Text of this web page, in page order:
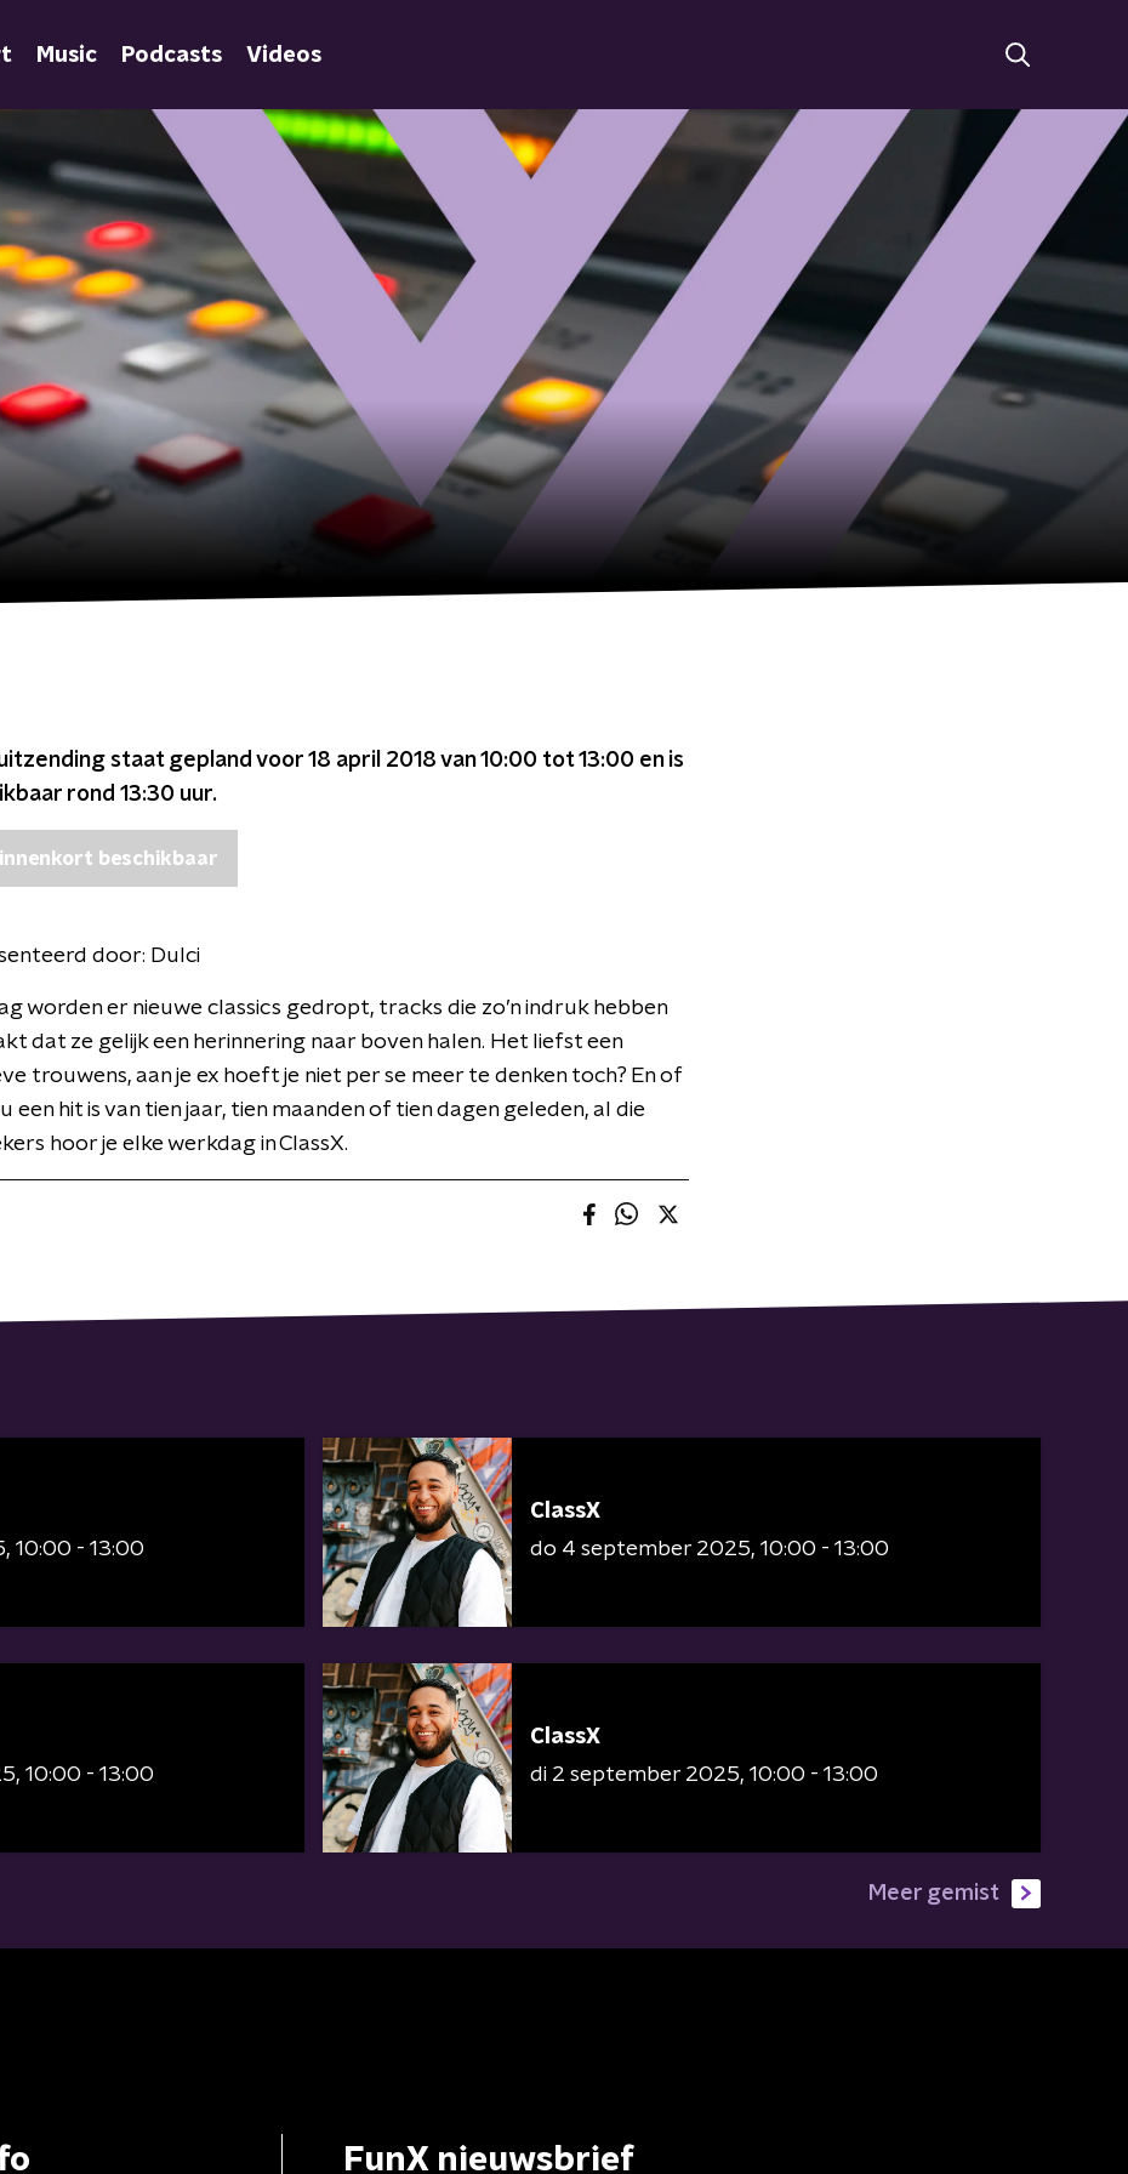
Music Podcasts Videos
staat gepland voor 18 april 2018 van 10:00 tot 13:00 en is
rond 13:30 uur.
beschikbaar
door: Dulci
worden er nieuwe classics gedropt, tracks die zo’n indruk hebben
dat ze gelijk een herinnering naar boven halen. Het liefst een
trouwens, aan je ex hoeft je niet per se meer te denken toch? En of
een hit is van tien jaar, tien maanden of tien dagen geleden, al die
hoor je elke werkdag in ClassX.
10:00 - 13:00
ClassX
do 4 september 2025 10:00 - 13:00
10:00 - 13:00
ClassX
di 2 september 2025 10:00 - 13:00
Meer gemist
FunX nieuwsbrief